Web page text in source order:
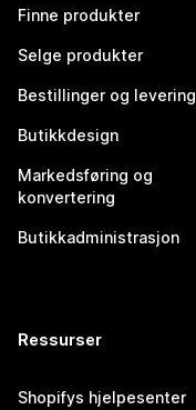
Finne produkter
Selge produkter
Bestillinger og levering
Butikkdesign
Markedsføring og
konvertering
Butikkadministrasjon
Ressurser
Shopifys hjelpesenter